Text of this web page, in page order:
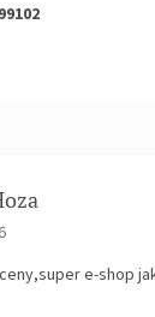
is 5 out of 5
e-shop